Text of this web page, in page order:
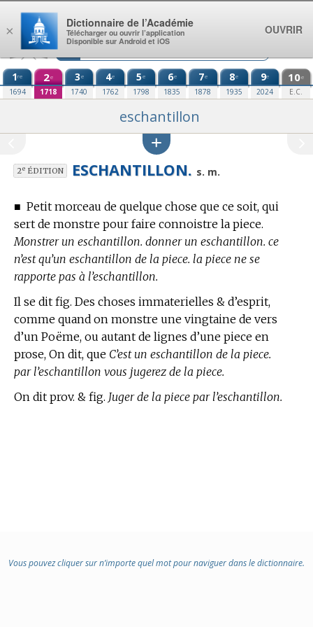
Aller au contenu
1re
1694
2e
1718
3e
1740
4e
1762
5e
1798
6e
1835
7e
1878
8e
1935
9e
2024
10e
E.C.
eschantillon
2eÉDITION ESCHANTILLON. s. m.
■ Petit morceau de quelque chose que ce soit, qui
sert de monstre pour faire connoistre la piece.
Monstrer un eschantillon. donner un eschantillon. ce
n’est qu’un eschantillon de la piece. la piece ne se
rapporte pas à l’eschantillon.
Il se dit fig. Des choses immaterielles & d’esprit,
comme quand on monstre une vingtaine de vers
d’un Poëme, ou autant de lignes d’une piece en
prose, On dit, que C’est un eschantillon de la piece.
par l’eschantillon vous jugerez de la piece.
On dit prov. & fig. Juger de la piece par l’eschantillon.
Vous pouvez cliquer sur n’importe quel mot pour naviguer dans le dictionnaire.
×
Dictionnaire de l’Académie
Télécharger ou ouvrir l’application
Disponible sur Android et iOS
OUVRIR